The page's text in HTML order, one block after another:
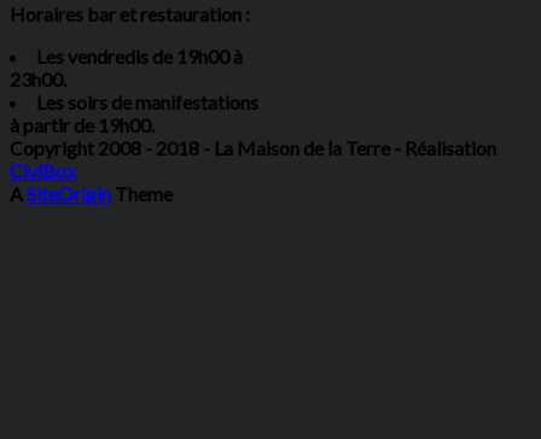
Horaires bar et restauration :
Les vendredis de 19h00 à
23h00.
Les soirs de manifestations
à partir de 19h00.
Copyright 2008 - 2018 - La Maison de la Terre - Réalisation
CiviBox
ASiteOrigin Theme